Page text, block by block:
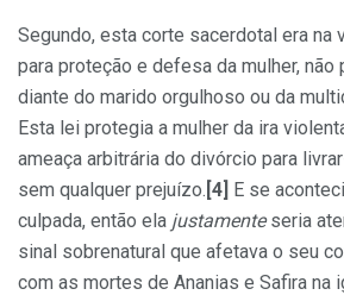
Segundo, esta corte sacerdotal era na
para proteção e defesa da mulher, não
diante do marido orgulhoso ou da
Esta lei protegia a mulher da ira
ameaça arbitrária do divórcio para
sem qualquer prejuízo. [4] E se
culpada, então ela justamenteseria
sinal sobrenatural que afetava o seu
com as mortes de Ananias e Safira na